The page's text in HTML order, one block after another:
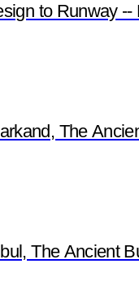
to Runway
The
The Ancient